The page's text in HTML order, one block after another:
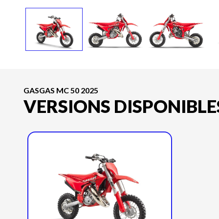
GASGAS MC 50 2025
VERSIONS